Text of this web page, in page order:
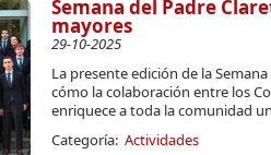
Semana del Padre
mayores
29-10-2025
La presente edición de la
cómo la colaboración entre los
enriquece a toda la comunidad
Categoría: Actividades